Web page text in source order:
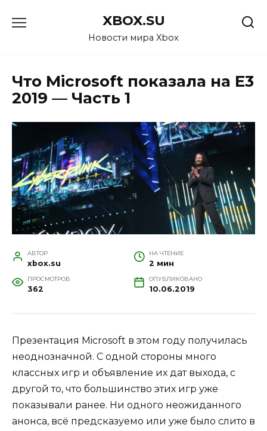
XBOX.SU
Новости мира Xbox
Что Microsoft показала на E3
2019 — Часть 1
АВТОР
xbox.su
НА ЧТЕНИЕ
2 мин
ПРОСМОТРОВ
362
ОПУБЛИКОВАНО
10.06.2019
Презентация Microsoft в этом году получилась
неоднозначной. С одной стороны много
классных игр и объявление их дат выхода, с
другой то, что большинство этих игр уже
показывали ранее. Ни одного неожиданного
анонса, всё предсказуемо или уже было слито в